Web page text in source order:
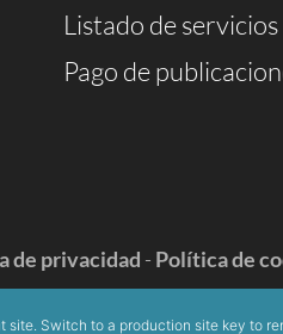
Listado de servicios
Pago de
de privacidad - Política de
site. Switch to a production site key to